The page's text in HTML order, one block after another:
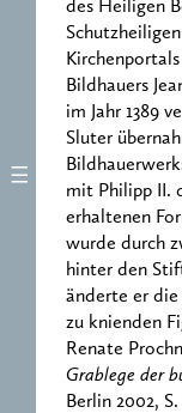
des Heiligen
Bildhauers
im Jahr 1389
Sluter
mit Philipp II.
erhaltenen
wurde durch
hinter den
änderte er
zu knienden
Renate
Grablege der
Berlin 2002, S.